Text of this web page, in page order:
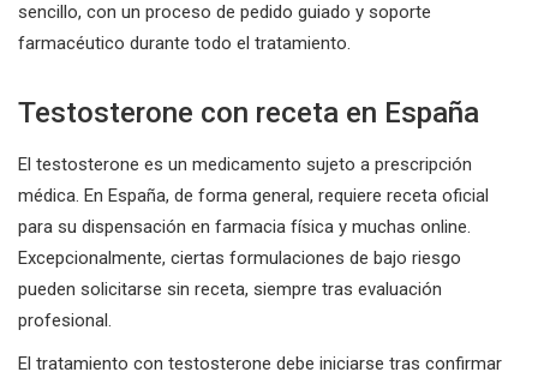
sencillo, con un proceso de pedido guiado y soporte
farmacéutico durante todo el tratamiento.
Testosterone con receta en España
El testosterone es un medicamento sujeto a prescripción
médica. En España, de forma general, requiere receta oficial
para su dispensación en farmacia física y muchas online.
Excepcionalmente, ciertas formulaciones de bajo riesgo
pueden solicitarse sin receta, siempre tras evaluación
profesional.
El tratamiento con testosterone debe iniciarse tras confirmar